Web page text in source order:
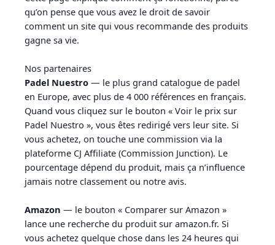
qu’on pense que vous avez le droit de savoir
comment un site qui vous recommande des produits
gagne sa vie.
Nos partenaires
Padel Nuestro — le plus grand catalogue de padel
en Europe, avec plus de 4 000 références en français.
Quand vous cliquez sur le bouton « Voir le prix sur
Padel Nuestro », vous êtes redirigé vers leur site. Si
vous achetez, on touche une commission via la
plateforme CJ Affiliate (Commission Junction). Le
pourcentage dépend du produit, mais ça n’influence
jamais notre classement ou notre avis.
Amazon — le bouton « Comparer sur Amazon »
lance une recherche du produit sur amazon.fr. Si
vous achetez quelque chose dans les 24 heures qui